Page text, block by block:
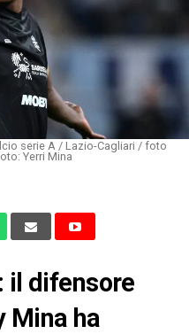
serie A / Lazio-Cagliari / foto
Yerri Mina
il difensore
Mina ha